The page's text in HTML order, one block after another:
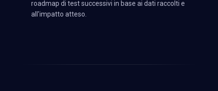
roadmap di test successivi in base ai dati raccolti e
all'impatto atteso.